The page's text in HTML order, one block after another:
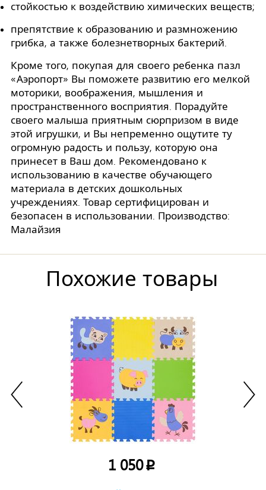
стойкостью к воздействию химических веществ;
препятствие к образованию и размножению
грибка, а также болезнетворных бактерий.
Кроме того, покупая для своего ребенка пазл
«Аэропорт» Вы поможете развитию его мелкой
моторики, воображения, мышления и
пространственного восприятия. Порадуйте
своего малыша приятным сюрпризом в виде
этой игрушки, и Вы непременно ощутите ту
огромную радость и пользу, которую она
принесет в Ваш дом. Рекомендовано к
использованию в качестве обучающего
материала в детских дошкольных
учреждениях. Товар сертифицирован и
безопасен в использовании. Производство:
Малайзия
Похожие товары
1 050p